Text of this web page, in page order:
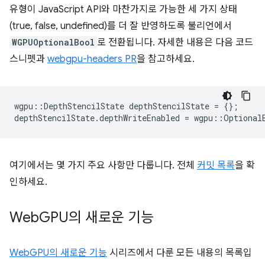
유형이 JavaScript API와 마찬가지로 가능한 세 가지 상태
(true, false, undefined)를 더 잘 반영하도록 불리언에서
WGPUOptionalBool 로 전환됩니다. 자세한 내용은 다음 코드
스니펫과 webgpu-headers PR을 참고하세요.
wgpu ::DepthStencilState depthStencilState = {};
depthStencilState.depthWriteEnabled = wgpu ::
여기에서는 몇 가지 주요 사항만 다룹니다. 전체 커밋 목록을 확
인하세요.
WebGPU의 새로운 기능
WebGPU의 새로운 기능 시리즈에서 다룬 모든 내용의 목록입